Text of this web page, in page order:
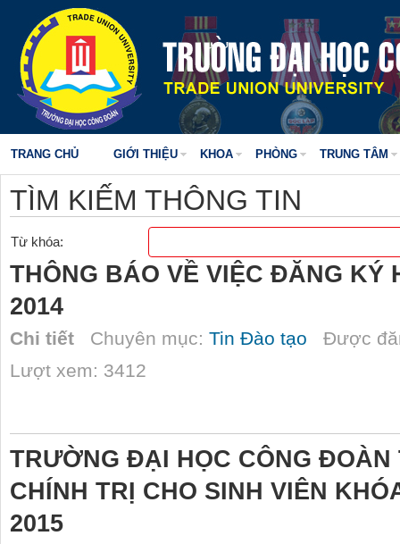
TRANG CHỦ GIỚI THIỆU KHOA PHÒNG TRUNG TÂM
TÌM KIẾM THÔNG TIN
Từ khóa:
THÔNG BÁO VỀ VIỆC ĐĂNG KÝ
2014
Chi tiết Chuyên mục: Tin Đào tạo Được
Lượt xem: 3412
TRƯỜNG ĐẠI HỌC CÔNG ĐOÀN
CHÍNH TRỊ CHO SINH VIÊN
2015